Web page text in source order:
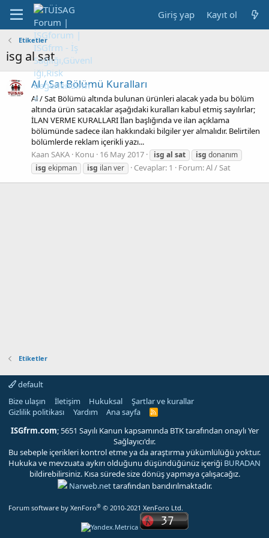
Giriş yap Kayıt ol
Etiketler
isg al sat
Al / Sat Bölümü Kuralları
Al / Sat Bölümü altında bulunan ürünleri alacak yada bu bölüm
altında ürün satacaklar aşağıdaki kuralları kabul etmiş sayılırlar;
İLAN VERME KURALLARI İlan başlığında ve ilan açıklama
bölümünde sadece ilan hakkındaki bilgiler yer almalıdır. Belirtilen
bölümlerde reklam içerikli yazı...
Kaan SAKA Konu 16 May 2017 isg al sat isg donanım
isg ekipman isg ilan ver Cevaplar: 1 Forum:Al / Sat
Etiketler
default
Bize ulaşın
İletişim Hukuksal
Şartlar ve kurallar
Gizlilik politikası
Yardım Ana sayfa
R
S
ISGfrm.com; 5651 Sayılı Kanun kapsamında BTK tarafından onaylı Yer
Sağlayıcı'dır.
Bu sebeple içerikleri kontrol etme ya da araştırma yükümlülüğü yoktur.
Hukuka ve mevzuata aykırı olduğunu düşündüğünüz içeriği BURADAN
bildirebilirsiniz. Kısa sürede size dönüş yapmaya çalışacağız.
Narweb.nettarafından barıdırılmaktadır.
Forum software by XenForo® © 2010-2021 XenForo Ltd.